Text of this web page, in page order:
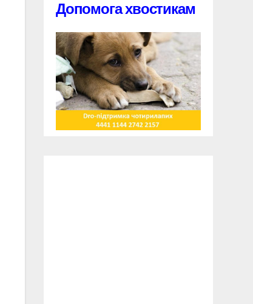
Допомога хвостикам